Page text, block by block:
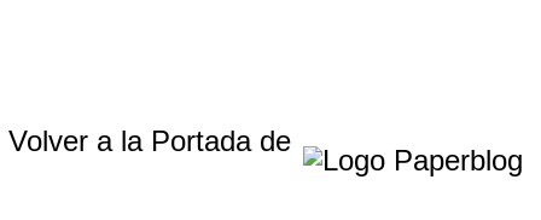
Volver a la Portada de